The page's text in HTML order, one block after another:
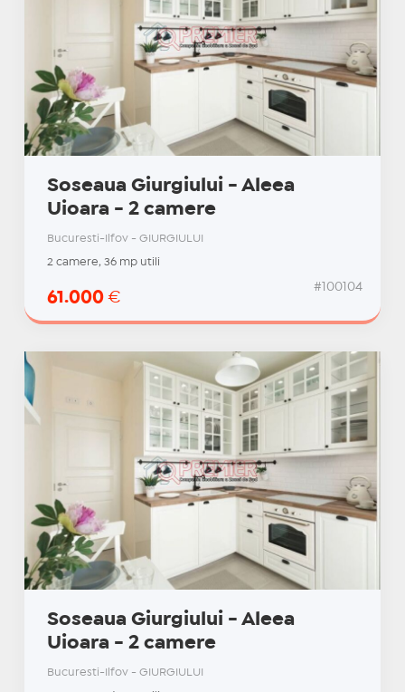
Soseaua Giurgiului - Aleea
Uioara - 2 camere
Bucuresti-Ilfov - GIURGIULUI
2 camere, 36 mp utili
61.000 €
#100104
Soseaua Giurgiului - Aleea
Uioara - 2 camere
Bucuresti-Ilfov - GIURGIULUI